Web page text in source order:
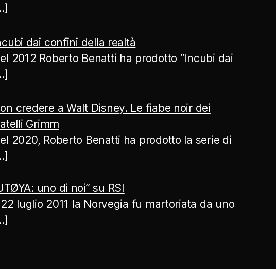
dai confini della realtà
2012 Roberto Benatti ha prodotto “Incubi dai
credere a Walt Disney. Le fiabe noir dei
Grimm
2020, Roberto Benatti ha prodotto la serie di
uno di noi” su RSI
luglio 2011 la Norvegia fu martoriata da uno